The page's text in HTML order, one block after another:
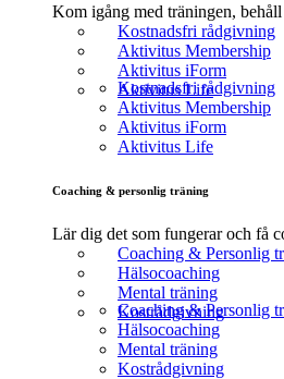
Kom igång med träningen,
Kostnadsfri rådgivning
Aktivitus Membership
Aktivitus iForm
Aktivitus Life
Kostnadsfri rådgivning
Aktivitus Membership
Aktivitus iForm
Aktivitus Life
Coaching & personlig träning
Lär dig det som fungerar och få
Coaching & Personlig
Hälsocoaching
Mental träning
Kostrådgivning
Coaching & Personlig
Hälsocoaching
Mental träning
Kostrådgivning